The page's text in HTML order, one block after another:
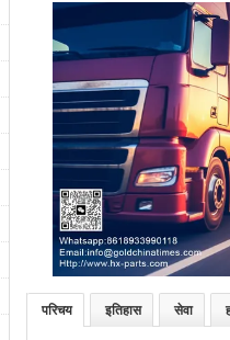
परिचय इतिहास सेवा